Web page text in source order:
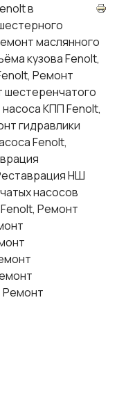
в
маслянного
кузова Fenolt,
Ремонт
шестеренчатого
КПП Fenolt,
гидравлики
Fenolt,
НШ
насосов
Ремонт
Ремонт